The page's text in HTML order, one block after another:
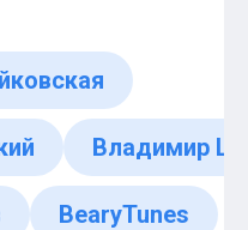
Владимир
BearyTunes